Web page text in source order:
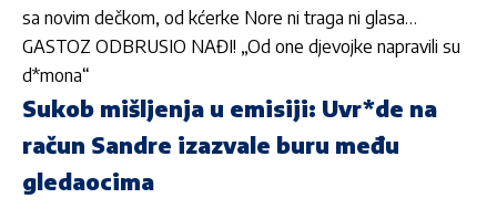
sa novim dečkom, od kćerke Nore ni traga ni glasa…
GASTOZ ODBRUSIO NAĐI! „Od one djevojke napravili su
d*mona“
Sukob mišljenja u emisiji: Uvr*de na
račun Sandre izazvale buru među
gledaocima